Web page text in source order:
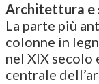
Architettura
La parte più
colonne in
nel XIX secolo
centrale